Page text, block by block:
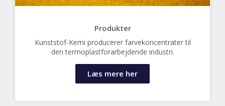
Produkter
Kunststof-Kemi producerer farvekoncentrater til
den termoplastforarbejdende industri.
Læs mere her